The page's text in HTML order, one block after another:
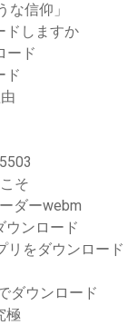
信仰」
ドしますか
ード
ド
そ
ダーwebm
ウンロード
リをダウンロード
ダウンロード
極